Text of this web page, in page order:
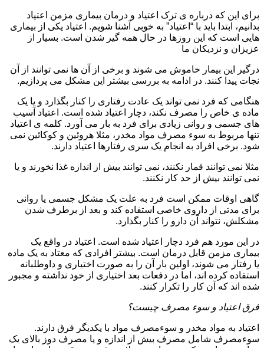
برای این که درباره ی ترک اعتیاد و درمان بیماری مزمن اعتیاد
بدانیم، ابتدا باید با “اعتیاد” به خوبی آشنا شویم. اعتیاد یکی از بیماری
هایی است که این روزها در حال همه گیر شدن است. بسیار از
عزیزان و نزدیکان ما
درگیر این بیمار خاموش می شوند و برخی از آن ها نمی توانند از آن
نجات پیدا کنند. در ادامه به بررسی بیشتر این مشکل می پردازیم.
هنگامی که فرد نمی تواند یک عادت رفتاری را کنار بگذارد و یا یک
ماده ی خاص را مصرف نکند، دچار اعتیاد شده است. اعتیاد آسیب
های جسمی و روانی زیادی برای فرد به بار می آورد. کلمه ی اعتیاد
تنها مربوط به سوء مصرف مواد مخدر، مثلا هروئین و کوکائین نمی
شود. برخی افراد به انجام یک سری رفتارها اعتیاد دارند.
مثلا نمی توانند قمار نکنند، نمی توانند بیش از اندازه غذا نخورند و یا
نمی توانند بیش از حد کار نکنند.
گاهی اوقات ممکن است فرد به علت یک مشکل جسمی یا روانی
برای مدتی از داروی خاصی استفاده کند و بعد از برطرف شدن
مشکلش، نتواند آن دارو را کنار بگذارد.
در این مورد هم فرد دچار اعتیاد شده است. اعتیاد در واقع یک
بیماری مزمن قابل درمان است. بیشتر افرادی که معتاد به یک ماده
یا رفتار می شوند، اولین بار آن را به صورت اختیاری و داوطلبانه
استفاده کرده اند، اما در دفعات بعد اختیاری از خود نداشته و مجبور
شده اند که آن کار را تکرار کنند.
فرق اعتیاد و سوء مصرف چیست؟
اعتیاد به مواد مخدر و سوءمصرف مواد با یکدیگر فرق دارند.
سوءمصرف شامل مصرف بیش از اندازه و یا مصرف دوز بالای یک